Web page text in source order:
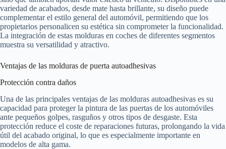
variedad de acabados, desde mate hasta brillante, su diseño puede
complementar el estilo general del automóvil, permitiendo que los
propietarios personalicen su estética sin comprometer la funcionalidad.
La integración de estas molduras en coches de diferentes segmentos
muestra su versatilidad y atractivo.
Ventajas de las molduras de puerta autoadhesivas
Protección contra daños
Una de las principales ventajas de las molduras autoadhesivas es su
capacidad para proteger la pintura de las puertas de los automóviles
ante pequeños golpes, rasguños y otros tipos de desgaste. Esta
protección reduce el coste de reparaciones futuras, prolongando la vida
útil del acabado original, lo que es especialmente importante en
modelos de alta gama.